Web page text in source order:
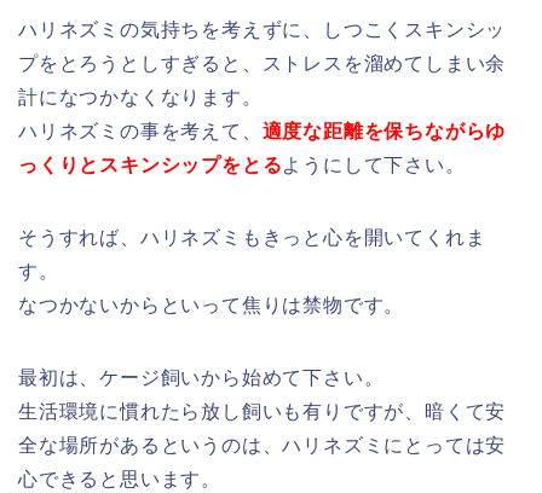
ハリネズミの気持ちを考えずに、しつこくスキンシッ
プをとろうとしすぎると、ストレスを溜めてしまい余
計になつかなくなります。
ハリネズミの事を考えて、 適度な距離を保ちながらゆ
っくりとスキンシップをとるようにして下さい。
そうすれば、ハリネズミもきっと心を開いてくれま
す。
なつかないからといって焦りは禁物です。
最初は、ケージ飼いから始めて下さい。
生活環境に慣れたら放し飼いも有りですが、暗くて安
全な場所があるというのは、ハリネズミにとっては安
心できると思います。